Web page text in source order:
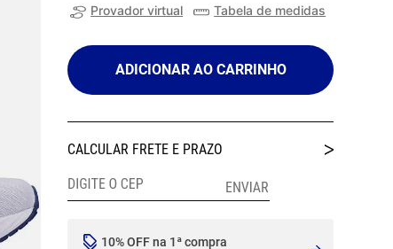
Provador virtual Tabela de medidas
ADICIONAR AO CARRINHO
10% OFF na 1ª compra